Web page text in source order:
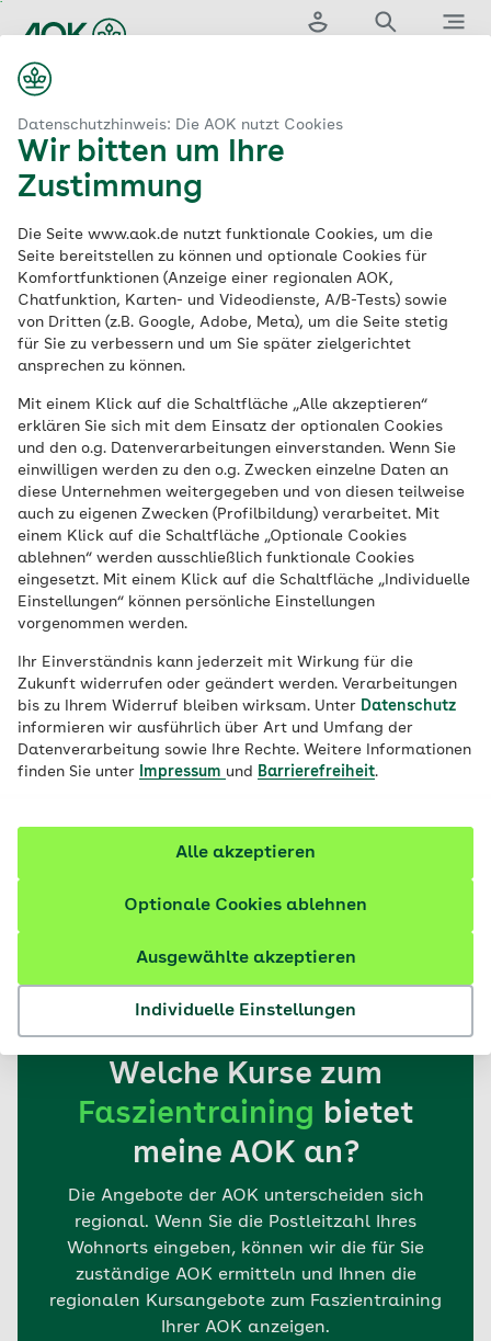
Datenschutzhinweis: Die AOK nutzt Cookies
Wir bitten um Ihre
Zustimmung
Die Seite www.aok.de nutzt funktionale Cookies, um die
Seite bereitstellen zu können und optionale Cookies für
Komfortfunktionen (Anzeige einer regionalen AOK,
Chatfunktion, Karten- und Videodienste, A/B-Tests) sowie
von Dritten (z.B. Google, Adobe, Meta), um die Seite stetig
für Sie zu verbessern und um Sie später zielgerichtet
ansprechen zu können.
Mit einem Klick auf die Schaltfläche „Alle akzeptieren“
erklären Sie sich mit dem Einsatz der optionalen Cookies
und den o.g. Datenverarbeitungen einverstanden. Wenn Sie
einwilligen werden zu den o.g. Zwecken einzelne Daten an
diese Unternehmen weitergegeben und von diesen teilweise
auch zu eigenen Zwecken (Profilbildung) verarbeitet. Mit
einem Klick auf die Schaltfläche „Optionale Cookies
ablehnen“ werden ausschließlich funktionale Cookies
eingesetzt. Mit einem Klick auf die Schaltfläche „Individuelle
Einstellungen“ können persönliche Einstellungen
vorgenommen werden.
Ihr Einverständnis kann jederzeit mit Wirkung für die
Zukunft widerrufen oder geändert werden. Verarbeitungen
bis zu Ihrem Widerruf bleiben wirksam. Unter Datenschutz
informieren wir ausführlich über Art und Umfang der
Datenverarbeitung sowie Ihre Rechte. Weitere Informationen
finden Sie unter
Impressum und Barrierefreiheit.
Individuelle Einstellungen
Ausgewählte akzeptieren
Optionale Cookies ablehnen
Alle akzeptieren
Hauptinhalt
springen
Faszientraining:
Kursangebote der
AOK
Die Faszien, die die Muskeln unterstützen,
lassen sich trainieren und kräftigen – das
sorgt für eine gute Körperhaltung. Um dies
zu unterstützen, bietet die AOK ihren
Versicherten Kurse zum Faszientraining
an.
Welche Kurse zum
Faszientraining bietet
meine AOK an?
Die Angebote der AOK unterscheiden sich
regional. Wenn Sie die Postleitzahl Ihres
Wohnorts eingeben, können wir die für Sie
zuständige AOK ermitteln und Ihnen die
regionalen Kursangebote zum Faszientraining
Ihrer AOK anzeigen.